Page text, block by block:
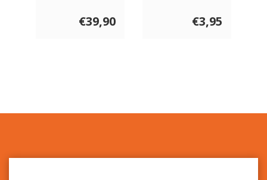
€39,90
Rozenbottel€3,95